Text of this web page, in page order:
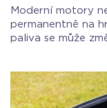
Moderní motory
permanentně na
paliva se může